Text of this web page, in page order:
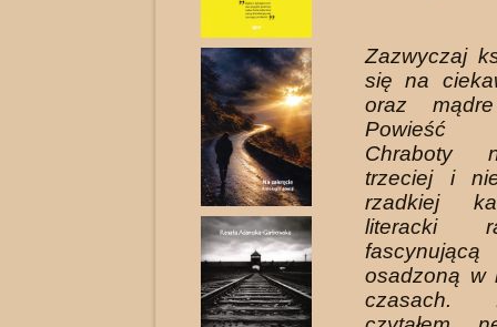
Zazwyczaj
się na
oraz
Powieść
Chraboty
trzeciej i
rzadkiej
literacki
osadzoną w
czasach.